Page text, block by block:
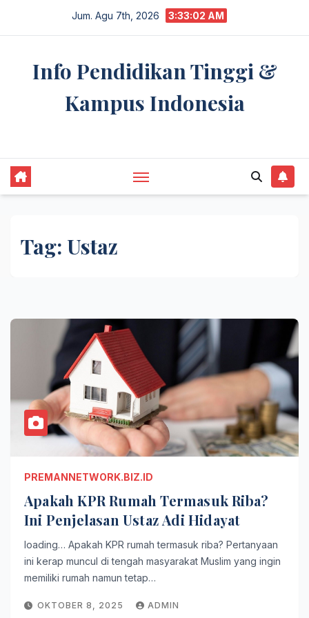
Jum. Agu 7th, 2026 3:33:03 AM
Info Pendidikan Tinggi &
Kampus Indonesia
Tag: Ustaz
PREMANNETWORK.BIZ.ID
Apakah KPR Rumah Termasuk Riba?
Ini Penjelasan Ustaz Adi Hidayat
loading… Apakah KPR rumah termasuk riba? Pertanyaan
ini kerap muncul di tengah masyarakat Muslim yang ingin
memiliki rumah namun tetap…
OKTOBER 8, 2025 ADMIN